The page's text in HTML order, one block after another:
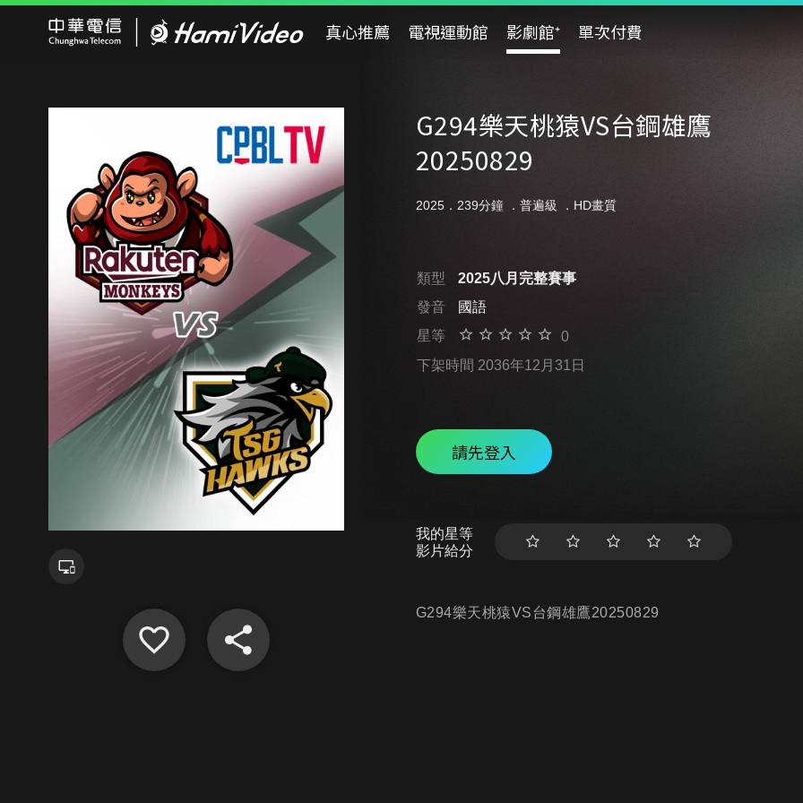
真心推薦 電視運動館 影劇館⁺ 單次付費
G294樂天桃猿VS台鋼雄鷹
20250829
2025．239分鐘 ． 普遍級 ．HD畫質
類型
2025八月完整賽事
發音
國語
星等
0
下架時間 2036年12月31日
請先登入
我的星等
影片給分
G294樂天桃猿VS台鋼雄鷹20250829